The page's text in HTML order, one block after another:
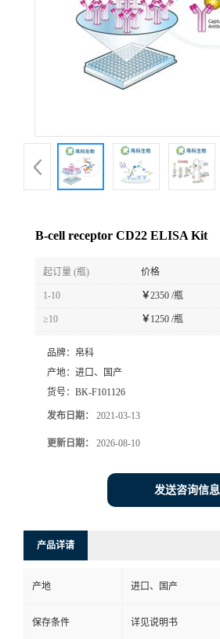
B-cell receptor CD22 ELISA Kit
起订量 (瓶) 价格
1-10 ￥2350 /瓶
≥10 ￥ 1250 /瓶
品牌： 帛科
产地： 进口、国产
货号： BK-F101126
发布日期： 2021-03-13
更新日期： 2026-08-10
发送咨询信息
产品详请
产地 进口、国产
保存条件 详见说明书